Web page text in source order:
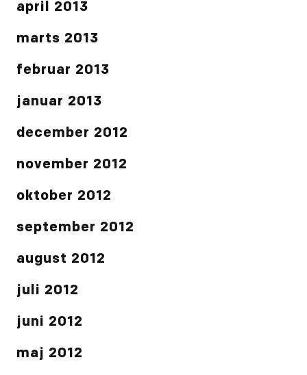
april 2013
marts 2013
februar 2013
januar 2013
december 2012
november 2012
oktober 2012
september 2012
august 2012
juli 2012
juni 2012
maj 2012